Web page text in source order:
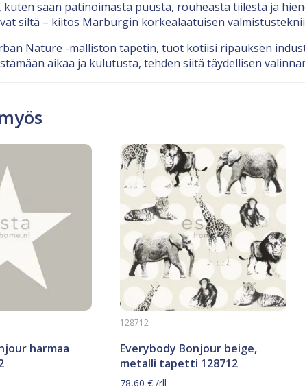
kuten sään patinoimasta puusta, rouheasta tiilestä ja
siltä – kiitos Marburgin korkealaatuisen
Nature -malliston tapetin, tuot kotiisi ripauksen
aikaa ja kulutusta, tehden siitä täydellisen
harmaa
Everybody Bonjour beige,
metalli tapetti 128712
128712
78,60€ /rll